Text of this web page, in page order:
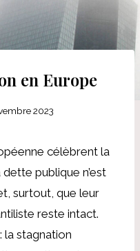
en Europe
2023
célèbrent la
publique n’est
surtout, que leur
reste intact.
la stagnation